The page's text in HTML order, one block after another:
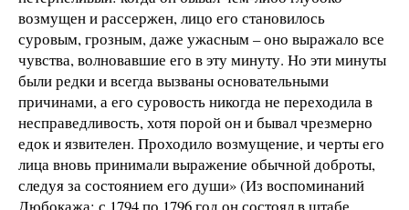
возмущен и рассержен, лицо его становилось
суровым, грозным, даже ужасным – оно выражало все
чувства, волновавшие его в эту минуту. Но эти минуты
были редки и всегда вызваны основательными
причинами, а его суровость никогда не переходила в
несправедливость, хотя порой он и бывал чрезмерно
едок и язвителен. Проходило возмущение, и черты его
лица вновь принимали выражение обычной доброты,
следуя за состоянием его души» (Из воспоминаний